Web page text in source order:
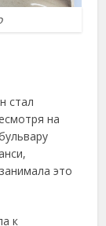
стал
на
это
к